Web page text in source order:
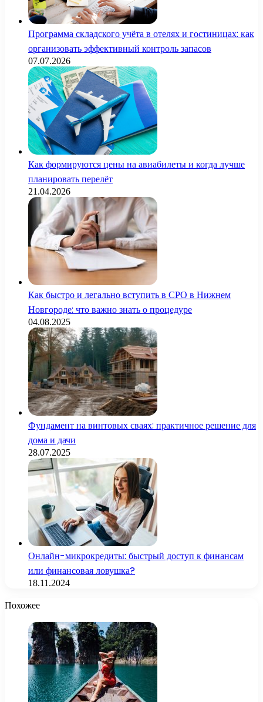
Программа складского учёта в отелях и гостиницах: как
организовать эффективный контроль запасов
07.07.2026
Как формируются цены на авиабилеты и когда лучше
планировать перелёт
21.04.2026
Как быстро и легально вступить в СРО в Нижнем
Новгороде: что важно знать о процедуре
04.08.2025
Фундамент на винтовых сваях: практичное решение для
дома и дачи
28.07.2025
Онлайн-микрокредиты: быстрый доступ к финансам
или финансовая ловушка?
18.11.2024
Похожее